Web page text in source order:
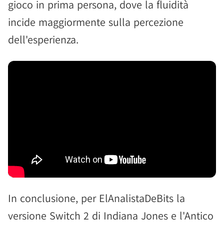
gioco in prima persona, dove la fluidità
incide maggiormente sulla percezione
dell'esperienza.
In conclusione, per ElAnalistaDeBits la
versione Switch 2 di Indiana Jones e l'Antico